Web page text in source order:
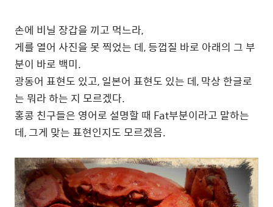
손에 비닐 장갑을 끼고 먹느라,
게를 열어 사진을 못 찍었는 데, 등껍질 바로 아래의 그 부
분이 바로 백미.
광동어 표현도 있고, 일본어 표현도 있는 데, 막상 한글로
는 뭐라 하는 지 모르겠다.
홍콩 친구들은 영어로 설명할 때 Fat부분이라고 말하는
데, 그게 맞는 표현인지도 모르겠음.